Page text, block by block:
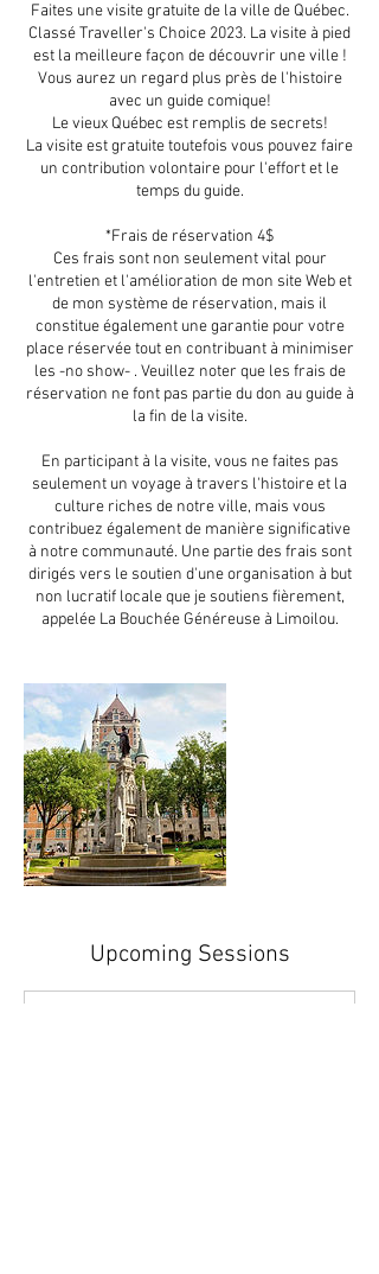
Faites une visite gratuite de la ville de Québec.
Classé Traveller's Choice 2023. La visite à pied
est la meilleure façon de découvrir une ville !
Vous aurez un regard plus près de l'histoire
avec un guide comique!
Le vieux Québec est remplis de secrets!
La visite est gratuite toutefois vous pouvez faire
un contribution volontaire pour l'effort et le
temps du guide.
*Frais de réservation 4$
Ces frais sont non seulement vital pour
l'entretien et l'amélioration de mon site Web et
de mon système de réservation, mais il
constitue également une garantie pour votre
place réservée tout en contribuant à minimiser
les -no show- . Veuillez noter que les frais de
réservation ne font pas partie du don au guide à
la fin de la visite.
En participant à la visite, vous ne faites pas
seulement un voyage à travers l'histoire et la
culture riches de notre ville, mais vous
contribuez également de manière significative
à notre communauté. Une partie des frais sont
dirigés vers le soutien d'une organisation à but
non lucratif locale que je soutiens fièrement,
appelée La Bouchée Généreuse à Limoilou.
Upcoming Sessions